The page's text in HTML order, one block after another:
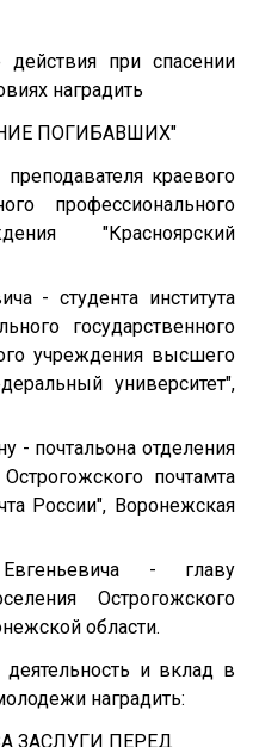
при спасении
наградить
ПОГИБАВШИХ"
краевого
профессионального
"Красноярский
- студента института
государственного
учреждения высшего
университет",
- почтальона отделения
почтамта
России", Воронежская
- главу
Острогожского
области.
и вклад в
наградить:
ЗАСЛУГИ ПЕРЕД